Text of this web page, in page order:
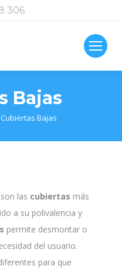
306
Bajas
Cubiertas Bajas
las cubiertas más
a su polivalencia y
permite desmontar o
del usuario.
para que